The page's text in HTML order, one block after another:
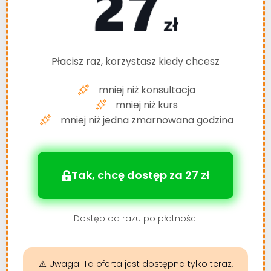
Płacisz raz, korzystasz kiedy chcesz
mniej niż konsultacja
mniej niż kurs
mniej niż jedna zmarnowana godzina
Tak, chcę dostęp za 27 zł
Dostęp od razu po płatności
⚠️ Uwaga: Ta oferta jest dostępna tylko teraz,